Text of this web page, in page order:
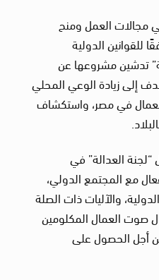
مجالات العمل ومنح
للقوانين الدولية
تدشين مشروعها عن
إلى زيادة الوعي المحلي
في مصر، واستكشاف
العدالة” في
مع المجتمع الدولي،
والآليات ذات الصلة
صوت العمال المكلومين
أجل الحصول على